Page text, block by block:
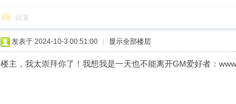
回复
发表于 2024-10-3 00:51:00 显示全部楼层
楼主，我太崇拜你了！我想我是一天也不能离开GM爱好者：